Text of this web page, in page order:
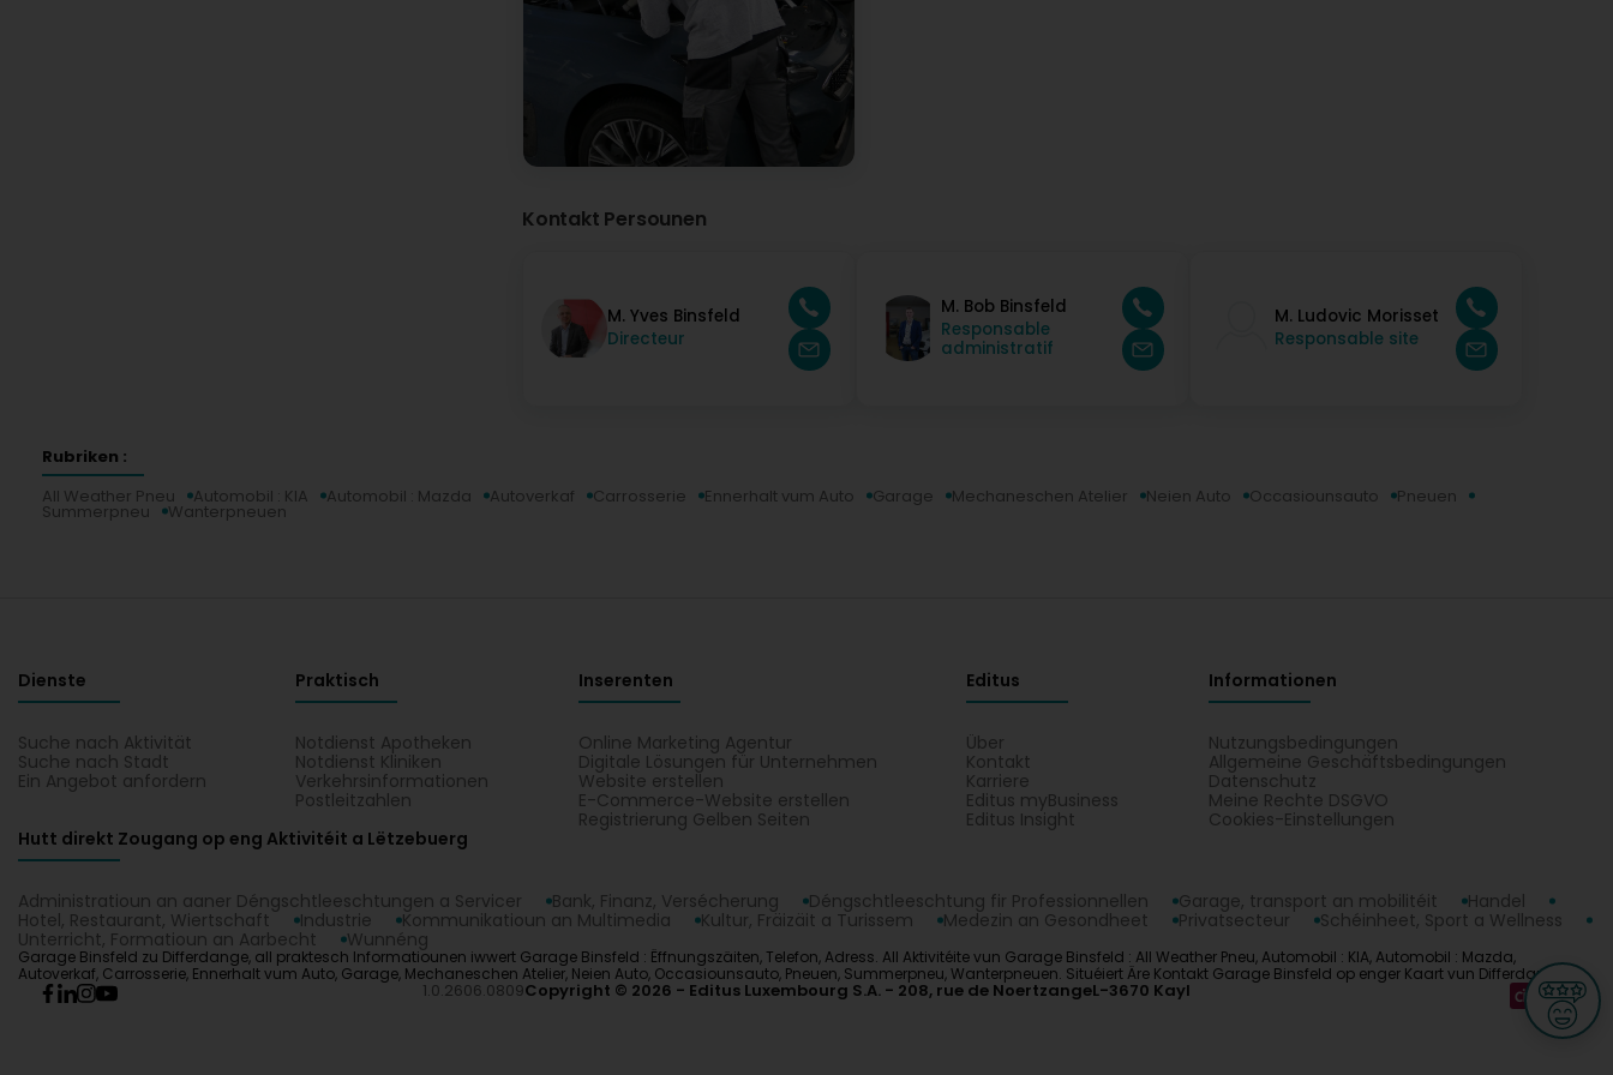
Garage Binsfeld
Virun 26 Daag / Deeg
Bonjour, Merci d'avoir pris le temps de nous laisser votre avis. Bonne journée, L'équipe Binsfeld
badmo Laurent (badmo1979)
Virun 1 Mount / Méint
Kontakt Persounen
M. Yves Binsfeld
Directeur
M. Bob Binsfeld
Responsable
administratif
M. Ludovic Morisset
Responsable site
Rubriken :
All Weather Pneu
Automobil : KIA Automobil : Mazda Autoverkaf Carrosserie Ennerhalt vum Auto Garage Mechaneschen Atelier Neien Auto Occasiounsauto Pneuen
Summerpneu Wanterpneuen
Dienste
Suche nach Aktivität
Suche nach Stadt
Ein Angebot anfordern
Praktisch
Notdienst Apotheken
Notdienst Kliniken
Verkehrsinformationen
Postleitzahlen
Inserenten
Online Marketing Agentur
Digitale Lösungen für Unternehmen
Website erstellen
E-Commerce-Website erstellen
Registrierung Gelben Seiten
Editus
Über
Kontakt
Karriere
Editus myBusiness
Editus Insight
Informationen
Nutzungsbedingungen
Allgemeine Geschäftsbedingungen
Datenschutz
Meine Rechte DSGVO
Cookies-Einstellungen
Hutt direkt Zougang op eng Aktivitéit a Lëtzebuerg
Administratioun an aaner Déngschtleeschtungen a Servicer Bank, Finanz, Versécherung Déngschtleeschtung fir Professionnellen Garage, transport an mobilitéit
Handel
Hotel, Restaurant, Wiertschaft
Industrie Kommunikatioun an Multimedia Kultur, Fräizäit a Turissem Medezin an Gesondheet Privatsecteur
Schéinheet, Sport a Wellness
Unterricht, Formatioun an Aarbecht
Wunnéng
Garage Binsfeld zu Differdange, all praktesch Informatiounen iwwert Garage Binsfeld : Ëffnungszäiten, Telefon, Adress. All Aktivitéite vun Garage Binsfeld : All Weather Pneu, Automobil : KIA, Automobil : Mazda,
Autoverkaf, Carrosserie, Ennerhalt vum Auto, Garage, Mechaneschen Atelier, Neien Auto, Occasiounsauto, Pneuen, Summerpneu, Wanterpneuen. Situéiert Äre Kontakt Garage Binsfeld op enger Kaart vun Differdange.
1.0.2606.0809Copyright © 2026 Editus Luxembourg S.A. 208, rue de NoertzangeL-3670 Kayl